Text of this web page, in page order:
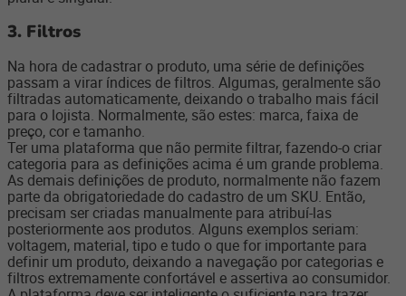
3. Filtros
Na hora de cadastrar o produto, uma série de definições
passam a virar índices de filtros. Algumas, geralmente são
filtradas automaticamente, deixando o trabalho mais fácil
para o lojista. Normalmente, são estes: marca, faixa de
preço, cor e tamanho.
Ter uma plataforma que não permite filtrar, fazendo-o criar
categoria para as definições acima é um grande problema.
As demais definições de produto, normalmente não fazem
parte da obrigatoriedade do cadastro de um SKU. Então,
precisam ser criadas manualmente para atribuí-las
posteriormente aos produtos. Alguns exemplos seriam:
voltagem, material, tipo e tudo o que for importante para
definir um produto, deixando a navegação por categorias e
filtros extremamente confortável e assertiva ao consumidor.